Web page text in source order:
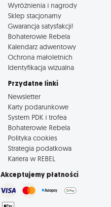
Wyróżnienia i nagrody
Sklep stacjonarny
Gwarancja satysfakcji!
Bohaterowie Rebela
Kalendarz adwentowy
Ochrona małoletnich
Identyfikacja wizualna
Przydatne linki
Newsletter
Karty podarunkowe
System PDK i trofea
Bohaterowie Rebela
Polityka cookies
Strategia podatkowa
Kariera w REBEL
Akceptujemy płatności